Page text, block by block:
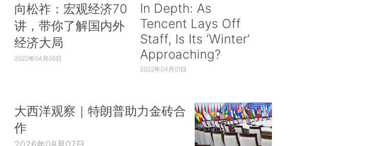
向松祚：宏观经济70
讲，带你了解国内外
经济大局
2022年04月06日
In Depth: As
Tencent Lays Off
Staff, Is Its ‘Winter’
Approaching?
2022年04月01日
大西洋观察｜特朗普助力金砖合
作